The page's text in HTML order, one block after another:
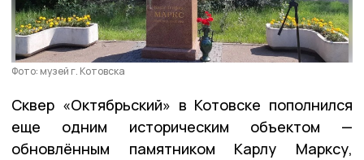
Фото: музей г. Котовска
Сквер «Октябрьский» в Котовске пополнился
еще одним историческим объектом —
обновлённым памятником Карлу Марксу,